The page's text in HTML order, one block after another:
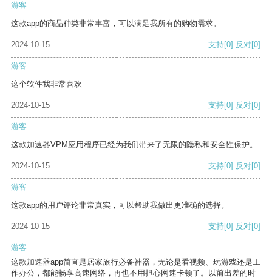
游客
这款app的商品种类非常丰富，可以满足我所有的购物需求。
2024-10-15 支持[0] 反对[0]
游客
这个软件我非常喜欢
2024-10-15 支持[0] 反对[0]
游客
这款加速器VPM应用程序已经为我们带来了无限的隐私和安全性保护。
2024-10-15 支持[0] 反对[0]
游客
这款app的用户评论非常真实，可以帮助我做出更准确的选择。
2024-10-15 支持[0] 反对[0]
游客
这款加速器app简直是居家旅行必备神器，无论是看视频、玩游戏还是工
作办公，都能畅享高速网络，再也不用担心网速卡顿了。以前出差的时